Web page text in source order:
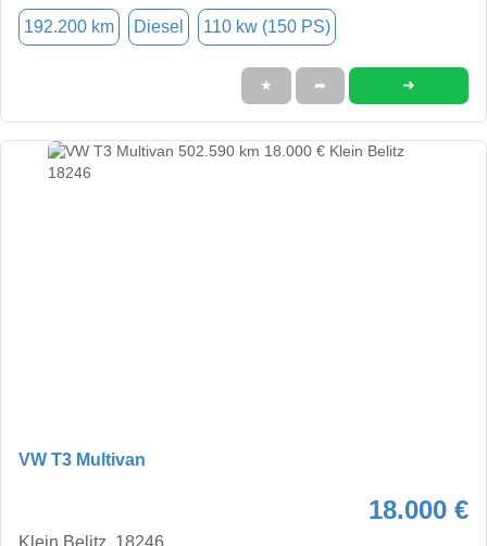
192.200 km Diesel 110 kw (150 PS)
★ ➦ ➜
VW T3 Multivan
18.000 €
Klein Belitz, 18246